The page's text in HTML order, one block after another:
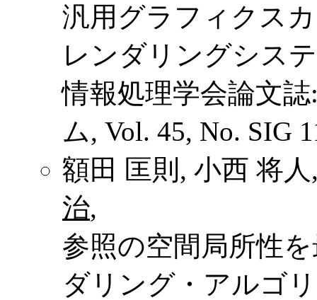
汎用グラフィクス
レンダリングシス
情報処理学会論文
ム, Vol. 45, No. SIG
額田 匡則, 小西 将
治,
参照の空間局所性
ダリング・アルゴ